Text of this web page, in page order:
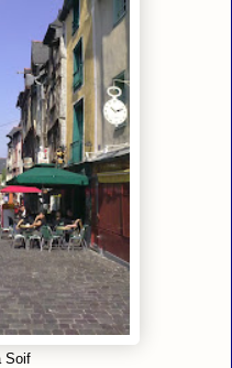
Soif